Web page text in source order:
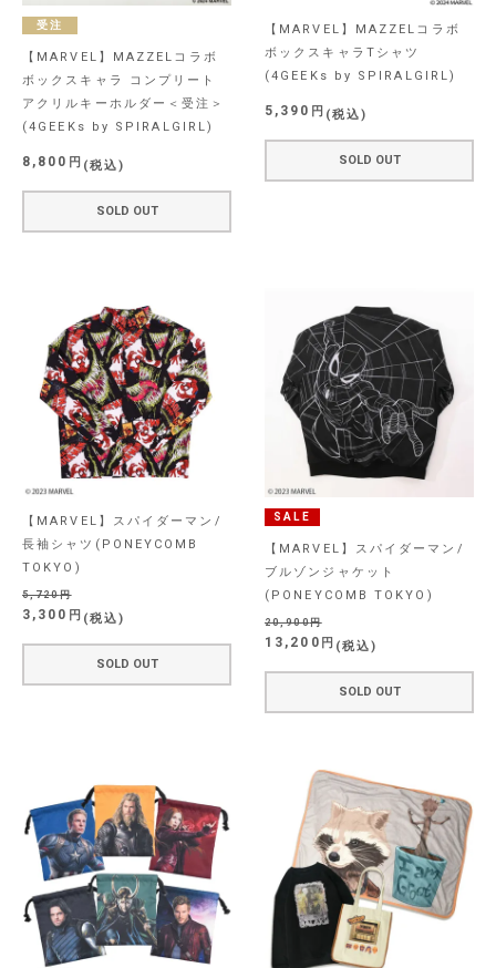
受注
【MARVEL】MAZZELコラボ
ボックスキャラ コンプリート
アクリルキーホルダー＜受注＞
(4GEEKs by SPIRALGIRL)
8,800 税込
SOLD OUT
【MARVEL】MAZZELコラボ
ボックスキャラTシャツ
(4GEEKs by SPIRALGIRL)
5,390 税込
SOLD OUT
【MARVEL】スパイダーマン/
長袖シャツ(PONEYCOMB
TOKYO)
5,720
3,300 税込
SOLD OUT
SALE
【MARVEL】スパイダーマン/
ブルゾンジャケット
(PONEYCOMB TOKYO)
20,900
13,200 税込
SOLD OUT